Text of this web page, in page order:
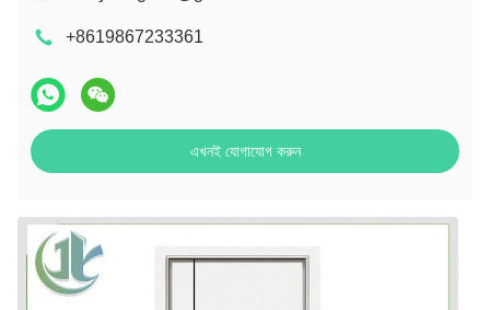
+8619867233361
এখনই যোগাযোগ করুন